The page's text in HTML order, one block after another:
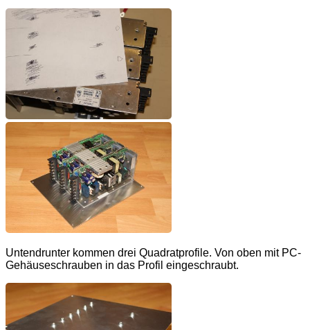
Untendrunter kommen drei Quadratprofile. Von oben mit PC-
Gehäuseschrauben in das Profil eingeschraubt.